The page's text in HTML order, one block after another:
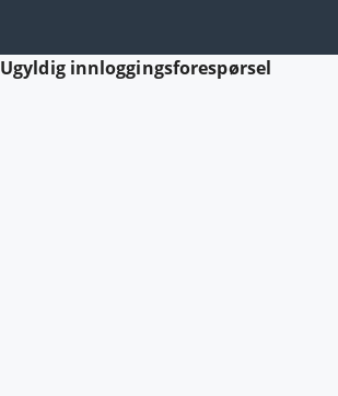
Ugyldig innloggingsforespørsel